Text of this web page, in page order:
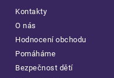
Kontakty
O nás
Hodnocení obchodu
Pomáháme
Bezpečnost dětí